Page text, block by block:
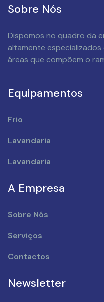
Sobre Nós
Dispomos no quadro da
altamente especializados
áreas que compõem o
Equipamentos
Frio
Lavandaria
Lavandaria
A Empresa
Sobre Nós
Serviços
Contactos
Newsletter